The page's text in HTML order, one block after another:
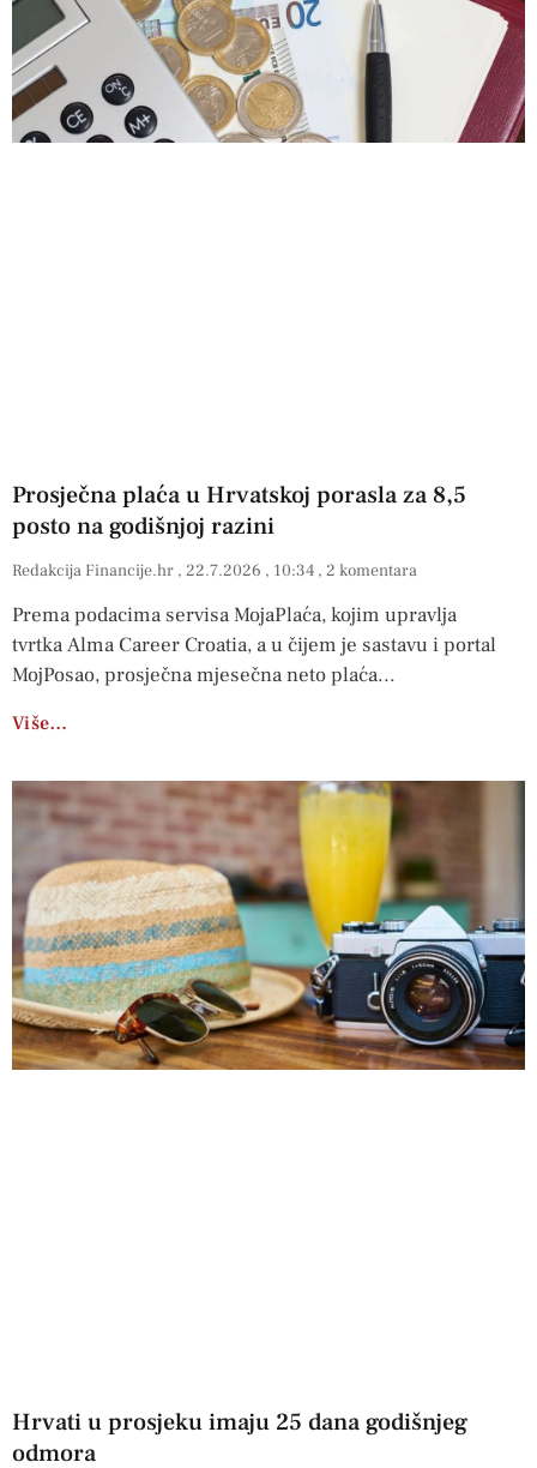
Prosječna plaća u Hrvatskoj porasla za 8,5
posto na godišnjoj razini
Redakcija Financije.hr 22.7.2026 10:34 2 komentara
Prema podacima servisa MojaPlaća, kojim upravlja
tvrtka Alma Career Croatia, a u čijem je sastavu i portal
MojPosao, prosječna mjesečna neto plaća
Više…
Hrvati u prosjeku imaju 25 dana godišnjeg
odmora